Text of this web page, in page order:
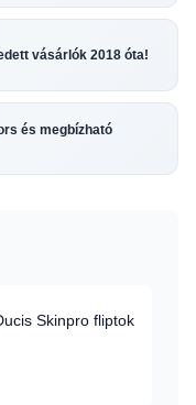
vásárlók 2018 óta!
és megbízható
Skinpro fliptok